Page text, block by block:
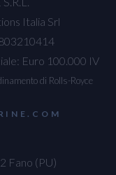
Italia Srl
Euro 100.000 IV
di Rolls-Royce
Fano (PU)